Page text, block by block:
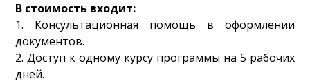
В стоимость входит:
1. Консультационная помощь в оформлении
документов.
2. Доступ к одному курсу программы на 5 рабочих
дней.